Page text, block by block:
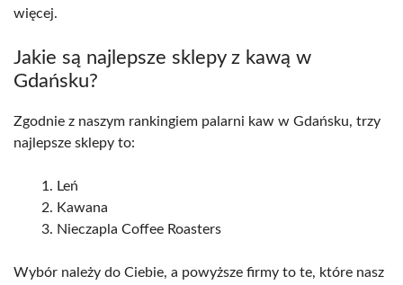
więcej.
Jakie są najlepsze sklepy z kawą w
Gdańsku?
Zgodnie z naszym rankingiem palarni kaw w Gdańsku, trzy
najlepsze sklepy to:
Leń
Kawana
Nieczapla Coffee Roasters
Wybór należy do Ciebie, a powyższe firmy to te, które nasz